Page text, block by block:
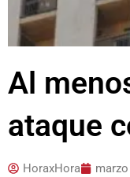
Al
ataque
HoraxHora